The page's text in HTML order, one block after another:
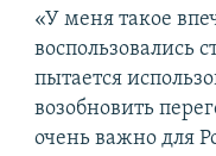
«У меня такое
воспользовались
пытается
возобновить
очень важно для